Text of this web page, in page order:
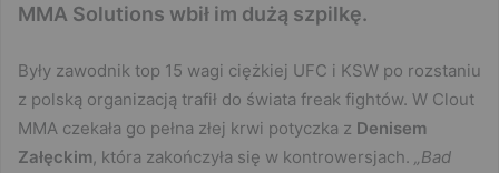
MMA Solutions wbił im dużą szpilkę.
Były zawodnik top 15 wagi ciężkiej UFC i KSW po rozstaniu
z polską organizacją trafił do świata freak fightów. W Clout
MMA czekała go pełna złej krwi potyczka z Denisem
Załęckim, która zakończyła się w kontrowersjach. „Bad